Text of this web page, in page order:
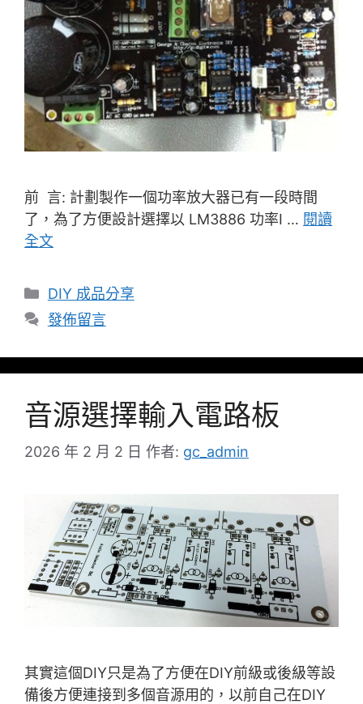
前 言: 計劃製作一個功率放大器已有一段時間
了，為了方便設計選擇以 LM3886 功率I … 閱讀
全文
分
類
DIY 成品分享
發佈留言
音源選擇輸入電路板
2026 年 2 月 2 日 作者: gc_admin
其實這個DIY只是為了方便在DIY前級或後級等設
備後方便連接到多個音源用的，以前自己在DIY